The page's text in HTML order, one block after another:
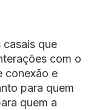
que
com o
conexão e
para quem
quem a